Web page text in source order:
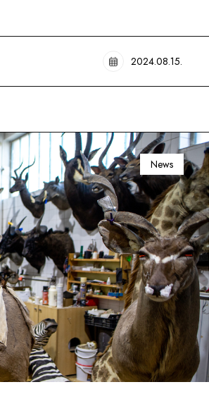
2024.08.15.
News